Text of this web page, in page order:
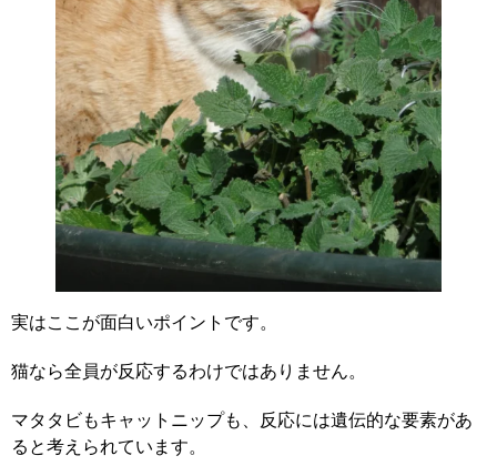
実はここが面白いポイントです。
猫なら全員が反応するわけではありません。
マタタビもキャットニップも、反応には遺伝的な要素があ
ると考えられています。